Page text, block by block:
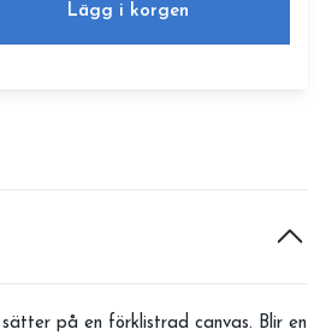
Lägg i korgen
på en förklistrad canvas. Blir en